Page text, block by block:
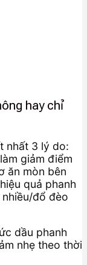
hay chỉ
nhất 3 lý do:
giảm điểm
ăn mòn bên
quả phanh
đổ đèo
dầu phanh
nhẹ theo thời